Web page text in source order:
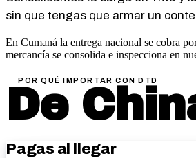
sin que tengas que armar un
En Cumaná la entrega nacional se cobra
mercancía se consolida e inspecciona en
POR QUÉ IMPORTAR CON DTD
De
Pagas al llegar